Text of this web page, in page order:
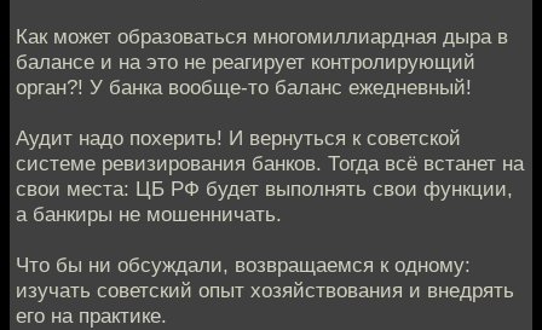
Как может образоваться многомиллиардная дыра в
балансе и на это не реагирует контролирующий
орган?! У банка вообще-то баланс ежедневный!
Аудит надо похерить! И вернуться к советской
системе ревизирования банков. Тогда всё встанет на
свои места: ЦБ РФ будет выполнять свои функции,
а банкиры не мошенничать.
Что бы ни обсуждали, возвращаемся к одному:
изучать советский опыт хозяйствования и внедрять
его на практике.